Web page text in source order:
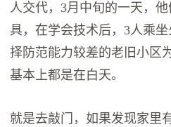
人交代，3月中旬的一天，
具，在学会技术后，3人乘
择防范能力较差的老旧小区
基本上都是在白天。
就是去敲门，如果发现家里